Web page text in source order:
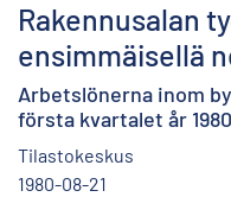
Rakennusalan
ensimmäisellä
Arbetslönerna inom
första kvartalet år 1980
Tilastokeskus
1980-08-21